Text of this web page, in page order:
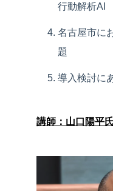
行動解析AI
名古屋市に
題
導入検討に
講師：山口陽平氏